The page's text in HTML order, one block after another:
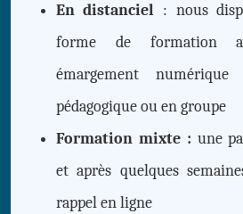
En distanciel : nous
forme de formation
émargement
pédagogique ou en groupe
Formation mixte : une
et après quelques
rappel en ligne